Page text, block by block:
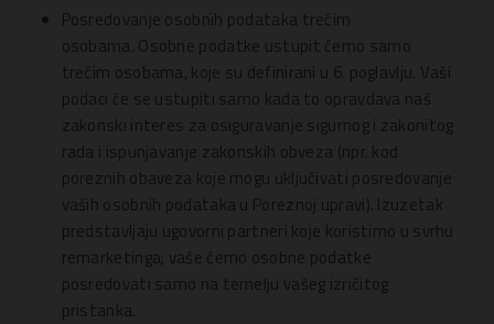
Posredovanje osobnih podataka trećim
osobama. Osobne podatke ustupit ćemo samo
trećim osobama, koje su definirani u 6. poglavlju. Vaši
podaci će se ustupiti samo kada to opravdava naš
zakonski interes za osiguravanje sigurnog i zakonitog
rada i ispunjavanje zakonskih obveza (npr. kod
poreznih obaveza koje mogu uključivati posredovanje
vaših osobnih podataka u Poreznoj upravi). Izuzetak
predstavljaju ugovorni partneri koje koristimo u svrhu
remarketinga; vaše ćemo osobne podatke
posredovati samo na temelju vašeg izričitog
pristanka.